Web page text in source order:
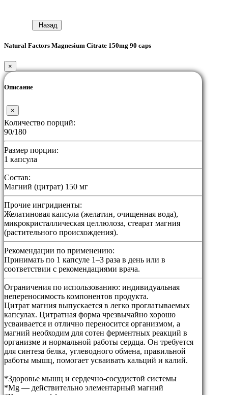
Назад
Natural Factors Magnesium Citrate 150mg 90 caps
×
Описание
×
Количество порций:
90/180
Размер порции:
1 капсула
Состав:
Магний (цитрат) 150 мг
Прочие ингридиенты:
Желатиновая капсула (желатин, очищенная вода),
микрокристаллическая целлюлоза, стеарат магния
(растительного происхождения).
Рекомендации по применению:
Принимать по 1 капсуле 1–3 раза в день или в
соответствии с рекомендациями врача.
Ограничения по использованию: индивидуальная
непереносимость компонентов продукта.
Цитрат магния выпускается в легко проглатываемых
капсулах. Цитратная форма чрезвычайно хорошо
усваивается и отлично переносится организмом, а
магний необходим для сотен ферментных реакций в
организме и нормальной работы сердца. Он требуется
для синтеза белка, углеводного обмена, правильной
работы мышц, помогает усваивать кальций и калий.
*Здоровье мышц и сердечно-сосудистой системы
*Mg — действительно элементарный магний